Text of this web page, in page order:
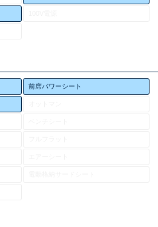
前席パワーシート